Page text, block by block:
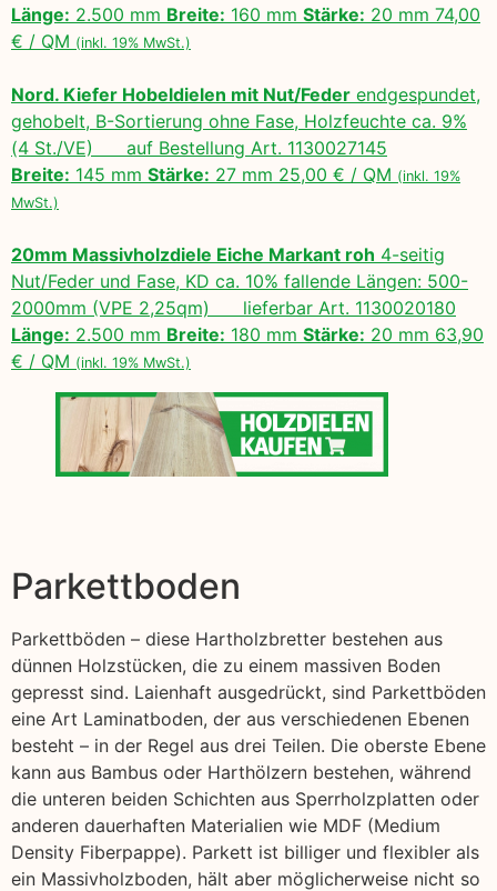
Länge: 2.500 mm Breite: 160 mm Stärke: 20 mm 74,00
€ / QM (inkl. 19% MwSt.)
Nord. Kiefer Hobeldielen mit Nut/Feder endgespundet,
gehobelt, B-Sortierung ohne Fase, Holzfeuchte ca. 9%
(4 St./VE) auf Bestellung Art. 1130027145
Breite: 145 mm Stärke: 27 mm 25,00 € / QM (inkl. 19%
MwSt.)
20mm Massivholzdiele Eiche Markant roh 4-seitig
Nut/Feder und Fase, KD ca. 10% fallende Längen: 500-
2000mm (VPE 2,25qm) lieferbar Art. 1130020180
Länge: 2.500 mm Breite: 180 mm Stärke: 20 mm 63,90
€ / QM (inkl. 19% MwSt.)
Parkettboden
Parkettböden – diese Hartholzbretter bestehen aus
dünnen Holzstücken, die zu einem massiven Boden
gepresst sind. Laienhaft ausgedrückt, sind Parkettböden
eine Art Laminatboden, der aus verschiedenen Ebenen
besteht – in der Regel aus drei Teilen. Die oberste Ebene
kann aus Bambus oder Harthölzern bestehen, während
die unteren beiden Schichten aus Sperrholzplatten oder
anderen dauerhaften Materialien wie MDF (Medium
Density Fiberpappe). Parkett ist billiger und flexibler als
ein Massivholzboden, hält aber möglicherweise nicht so